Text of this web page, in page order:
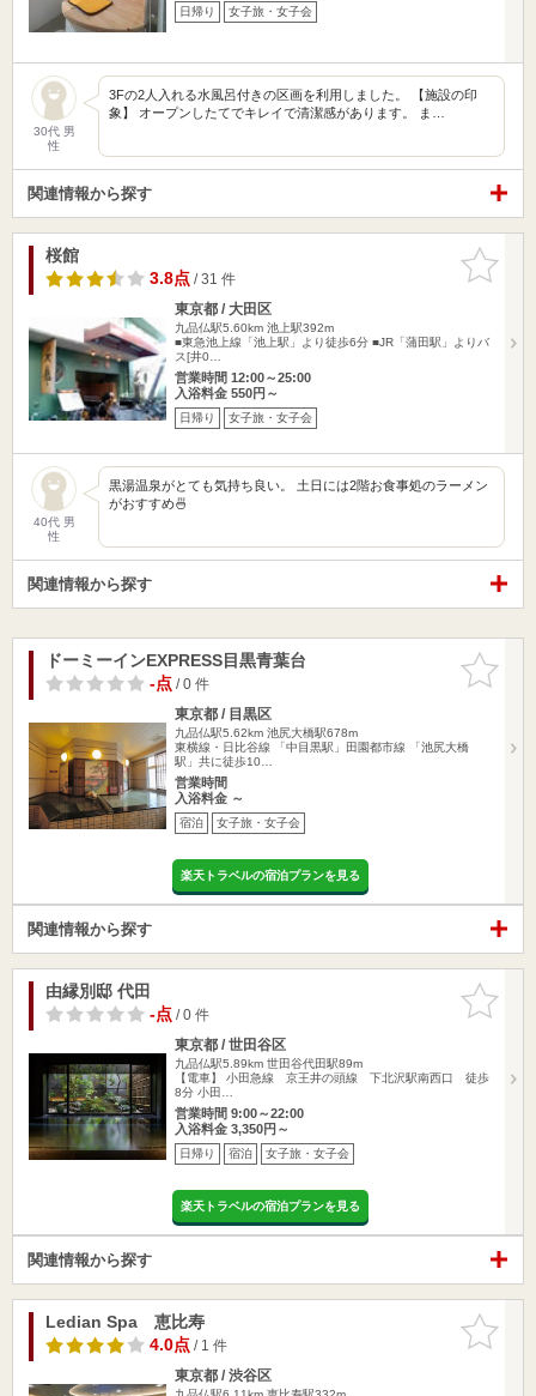
日帰り 女子旅・女子会
30代 男
性
3Fの2人入れる水風呂付きの区画を利用しました。 【施設の印
象】 オープンしたてでキレイで清潔感があります。 ま…
関連情報から探す
お気に入
りに追加
桜館
3.8点/ 31 件
東京都 / 大田区
九品仏駅5.60km 池上駅392m
■東急池上線「池上駅」より徒歩6分 ■JR「蒲田駅」よりバ
ス[井0…
営業時間 12:00～25:00
入浴料金 550円～
日帰り 女子旅・女子会
40代 男
性
黒湯温泉がとても気持ち良い。 土日には2階お食事処のラーメン
がおすすめ🍜
関連情報から探す
お気に入
りに追加
ドーミーインEXPRESS目黒青葉台
-点/ 0 件
東京都 / 目黒区
九品仏駅5.62km 池尻大橋駅678m
東横線・日比谷線 「中目黒駅」田園都市線 「池尻大橋
駅」共に徒歩10…
営業時間
入浴料金 ～
宿泊 女子旅・女子会
楽天トラベルの宿泊プランを見る
関連情報から探す
お気に入
りに追加
由縁別邸 代田
-点/ 0 件
東京都 / 世田谷区
九品仏駅5.89km 世田谷代田駅89m
【電車】 小田急線 京王井の頭線 下北沢駅南西口 徒歩
8分 小田…
営業時間 9:00～22:00
入浴料金 3,350円～
日帰り 宿泊 女子旅・女子会
楽天トラベルの宿泊プランを見る
関連情報から探す
お気に入
りに追加
Ledian Spa 恵比寿
4.0点/ 1 件
東京都 / 渋谷区